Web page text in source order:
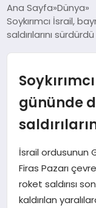
EĞITIM
GÜNDEM
MAGAZIN
SIYASET
SPOR
Ana Sayfa Dünya
Soykırımcı İsrail,
saldırılarını sürdürdü
gününde
İsrail ordusunun
Firas Pazarı
roket saldırısı
kaldırılan